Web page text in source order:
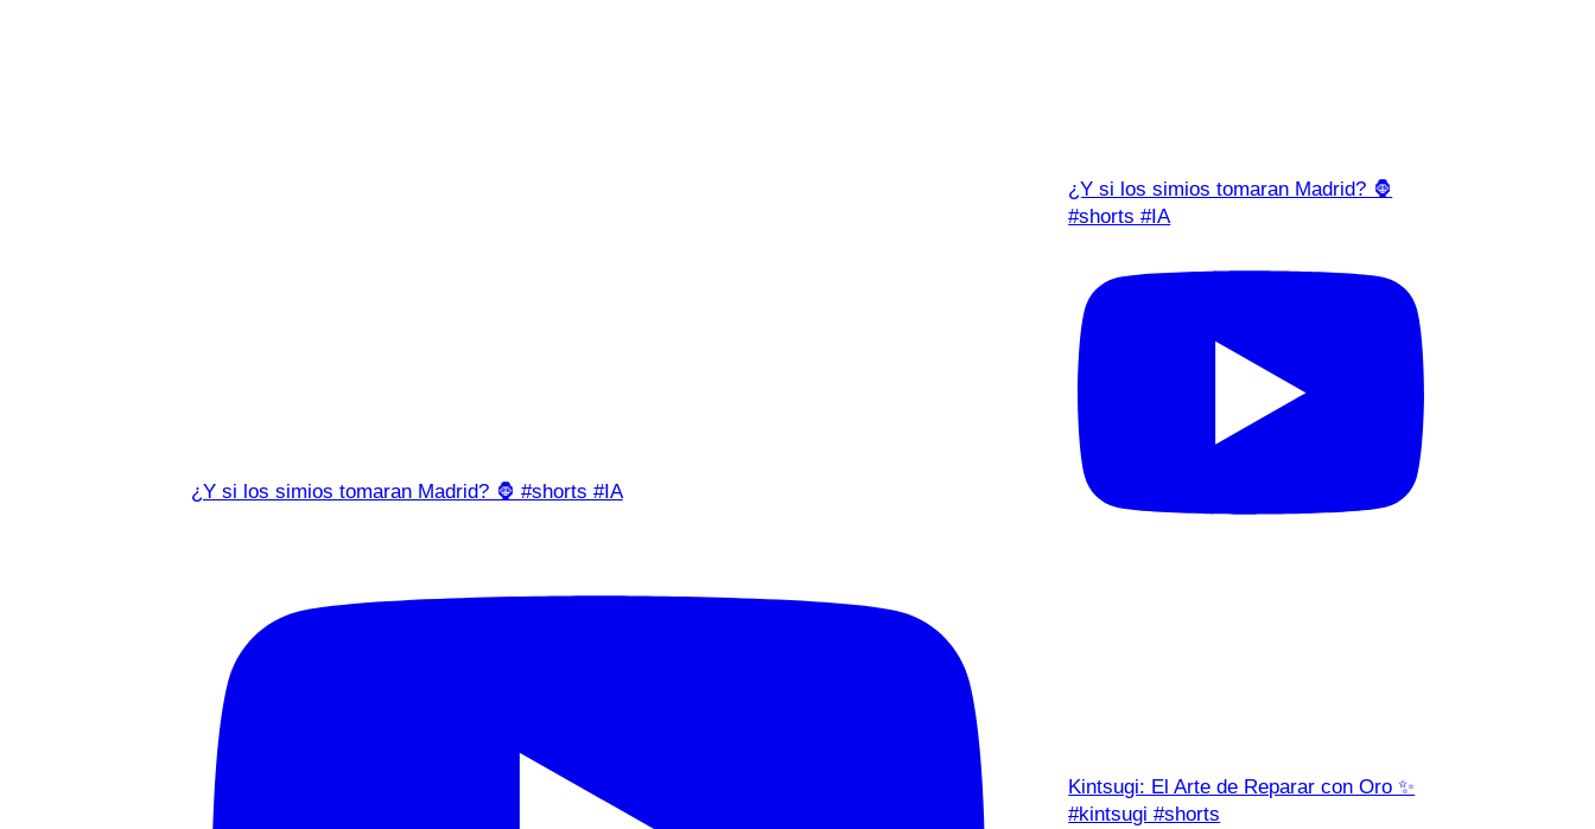
¿Y si los simios tomaran Madrid? 🦍 #shorts #IA
¿Y si los simios tomaran Madrid? 🦍
#shorts #IA
Kintsugi: El Arte de Reparar con Oro ✨
#kintsugi #shorts